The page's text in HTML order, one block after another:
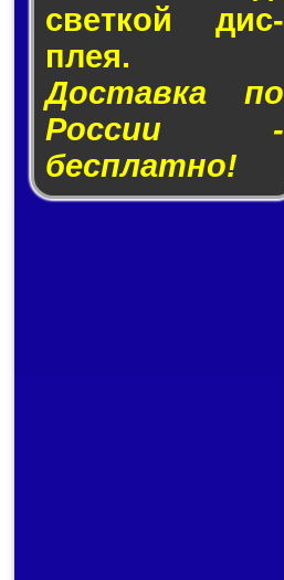
свет­кой дис­
плея.
Доставка по
России -
бесплатно!